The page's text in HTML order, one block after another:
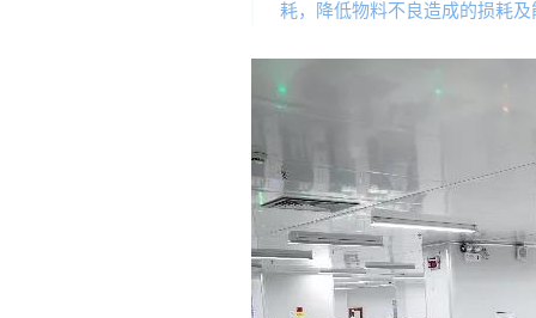
耗，降低物料不良造成的损耗